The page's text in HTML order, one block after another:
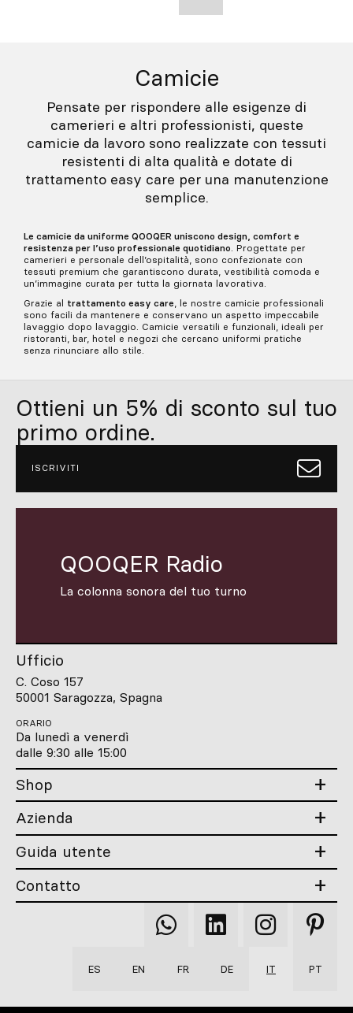
Camicie
Pensate per rispondere alle esigenze di
camerieri e altri professionisti, queste
camicie da lavoro sono realizzate con tessuti
resistenti di alta qualità e dotate di
trattamento easy care per una manutenzione
semplice.
Le camicie da uniforme QOOQER uniscono design, comfort e
resistenza per l’uso professionale quotidiano . Progettate per
camerieri e personale dell’ospitalità, sono confezionate con
tessuti premium che garantiscono durata, vestibilità comoda e
un’immagine curata per tutta la giornata lavorativa.
Grazie al trattamento easy care , le nostre camicie professionali
sono facili da mantenere e conservano un aspetto impeccabile
lavaggio dopo lavaggio. Camicie versatili e funzionali, ideali per
ristoranti, bar, hotel e negozi che cercano uniformi pratiche
senza rinunciare allo stile.
Ottieni un 5% di sconto sul tuo
primo ordine.
ISCRIVITI
QOOQER Radio
La colonna sonora del tuo turno
Ufficio
C. Coso 157
50001 Saragozza, Spagna
ORARIO
Da lunedì a venerdì
dalle 9:30 alle 15:00
Shop
Azienda
Guida utente
Contatto
Qooqer
WhatsApp
Qooqer
Linkedin
Qooqer
Instagram
Qooqer
ES EN FR DE IT PT